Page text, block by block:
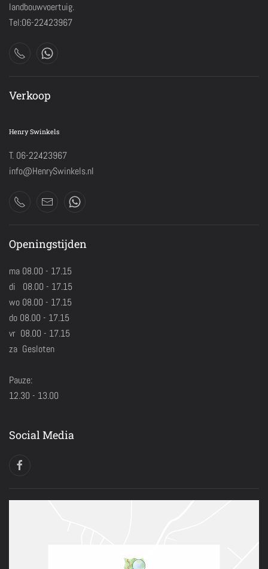
landbouwvoertuig.
Tel:06-22423967
Verkoop
Henry Swinkels
T. 06-22423967
info@HenrySwinkels.nl
Openingstijden
ma 08.00 - 17.15
di 08.00 - 17.15
wo 08.00 - 17.15
do 08.00 - 17.15
vr 08.00 - 17.15
za Gesloten
Pauze:
12.30 - 13.00
Social Media